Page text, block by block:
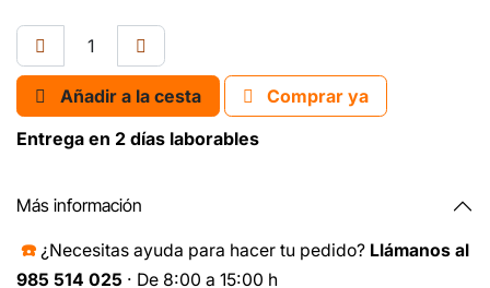
Añadir a la cesta
Comprar ya
Entrega en 2 días laborables
Más información
☎️ ¿Necesitas ayuda para hacer tu pedido? Llámanos al
985 514 025 · De 8:00 a 15:00 h